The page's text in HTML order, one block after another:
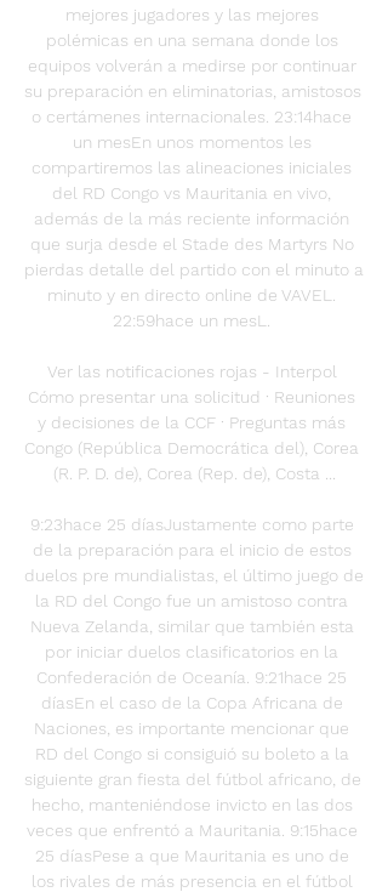
mejores jugadores y las mejores
polémicas en una semana donde los
equipos volverán a medirse por continuar
su preparación en eliminatorias, amistosos
o certámenes internacionales. 23:14hace
un mesEn unos momentos les
compartiremos las alineaciones iniciales
del RD Congo vs Mauritania en vivo,
además de la más reciente información
que surja desde el Stade des Martyrs No
pierdas detalle del partido con el minuto a
minuto y en directo online de VAVEL.
22:59hace un mesL.
Ver las notificaciones rojas - Interpol
Cómo presentar una solicitud · Reuniones
y decisiones de la CCF · Preguntas más
Congo (República Democrática del), Corea
(R. P. D. de), Corea (Rep. de), Costa ...
9:23hace 25 díasJustamente como parte
de la preparación para el inicio de estos
duelos pre mundialistas, el último juego de
la RD del Congo fue un amistoso contra
Nueva Zelanda, similar que también esta
por iniciar duelos clasificatorios en la
Confederación de Oceanía. 9:21hace 25
díasEn el caso de la Copa Africana de
Naciones, es importante mencionar que
RD del Congo si consiguió su boleto a la
siguiente gran fiesta del fútbol africano, de
hecho, manteniéndose invicto en las dos
veces que enfrentó a Mauritania. 9:15hace
25 díasPese a que Mauritania es uno de
los rivales de más presencia en el fútbol